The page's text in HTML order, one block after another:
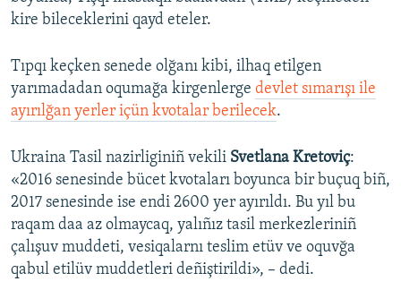
kire bileceklerini qayd eteler.
Tıpqı keçken senede olğanı kibi, ilhaq etilgen
yarımadadan oqumağa kirgenlerge devlet sımarışı ile
ayırılğan yerler içün kvotalar berilecek.
Ukraina Tasil nazirliginiñ vekili Svetlana Kretoviç:
«2016 senesinde bücet kvotaları boyunca bir buçuq biñ,
2017 senesinde ise endi 2600 yer ayırıldı. Bu yıl bu
raqam daa az olmaycaq, yalıñız tasil merkezleriniñ
çalışuv muddeti, vesiqalarnı teslim etüv ve oquvğa
qabul etilüv muddetleri deñiştirildi», – dedi.